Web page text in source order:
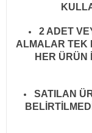
2 ADET
ALMALAR TEK
HER ÜRÜN
SATILAN